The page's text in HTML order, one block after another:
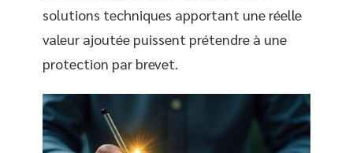
solutions techniques apportant une réelle
valeur ajoutée puissent prétendre à une
protection par brevet.